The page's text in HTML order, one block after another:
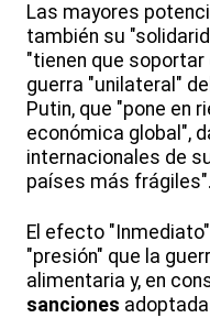
Las mayores
también su
"tienen que
guerra "unilateral"
Putin, que "pone en
económica global",
internacionales de
países más frágiles".
El efecto
"presión" que la
alimentaria y, en
sanciones